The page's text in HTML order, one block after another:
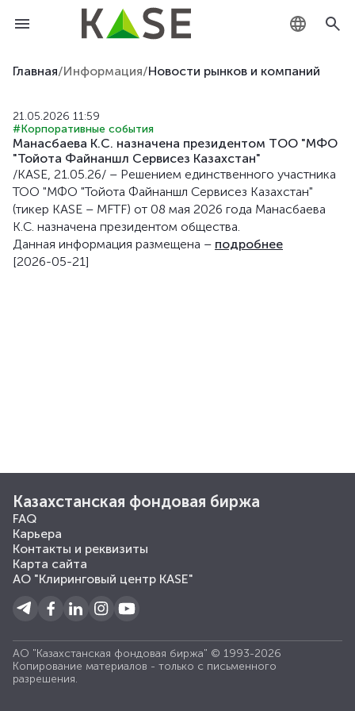
KZ
EN
Главная/Информация/Новости рынков и компаний
21.05.2026 11:59
#Корпоративные события
Maнасбаева К.С. назначена президентом ТОО "МФО
"Тойота Файнаншл Сервисез Казахстан"
/KASE, 21.05.26/ – Решением единственного участника
ТОО "МФО "Тойота Файнаншл Сервисез Казахстан"
(тикер KASE – MFTF) от 08 мая 2026 года Maнасбаева
К.С. назначена президентом общества.
Данная информация размещена – подробнее
[2026-05-21]
Казахстанская фондовая биржа
FAQ
Карьера
Контакты и реквизиты
Карта сайта
АО "Клиринговый центр KASE"
АО "Казахстанская фондовая биржа" © 1993-2026
Копирование материалов - только с письменного
разрешения.